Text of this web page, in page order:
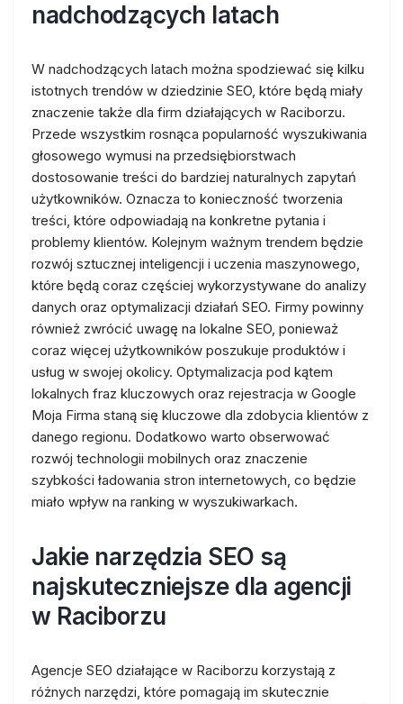
nadchodzących latach
W nadchodzących latach można spodziewać się kilku
istotnych trendów w dziedzinie SEO, które będą miały
znaczenie także dla firm działających w Raciborzu.
Przede wszystkim rosnąca popularność wyszukiwania
głosowego wymusi na przedsiębiorstwach
dostosowanie treści do bardziej naturalnych zapytań
użytkowników. Oznacza to konieczność tworzenia
treści, które odpowiadają na konkretne pytania i
problemy klientów. Kolejnym ważnym trendem będzie
rozwój sztucznej inteligencji i uczenia maszynowego,
które będą coraz częściej wykorzystywane do analizy
danych oraz optymalizacji działań SEO. Firmy powinny
również zwrócić uwagę na lokalne SEO, ponieważ
coraz więcej użytkowników poszukuje produktów i
usług w swojej okolicy. Optymalizacja pod kątem
lokalnych fraz kluczowych oraz rejestracja w Google
Moja Firma staną się kluczowe dla zdobycia klientów z
danego regionu. Dodatkowo warto obserwować
rozwój technologii mobilnych oraz znaczenie
szybkości ładowania stron internetowych, co będzie
miało wpływ na ranking w wyszukiwarkach.
Jakie narzędzia SEO są
najskuteczniejsze dla agencji
w Raciborzu
Agencje SEO działające w Raciborzu korzystają z
różnych narzędzi, które pomagają im skutecznie